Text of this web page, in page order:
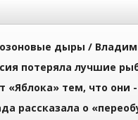
дыры /
потеряла лучшие
«Яблока» тем, что они
рассказала о